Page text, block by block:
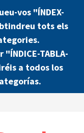
vos "ÍNDEX-
tots els
"ÍNDICE-TABLA-
a todos los